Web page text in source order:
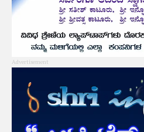
Advertisement